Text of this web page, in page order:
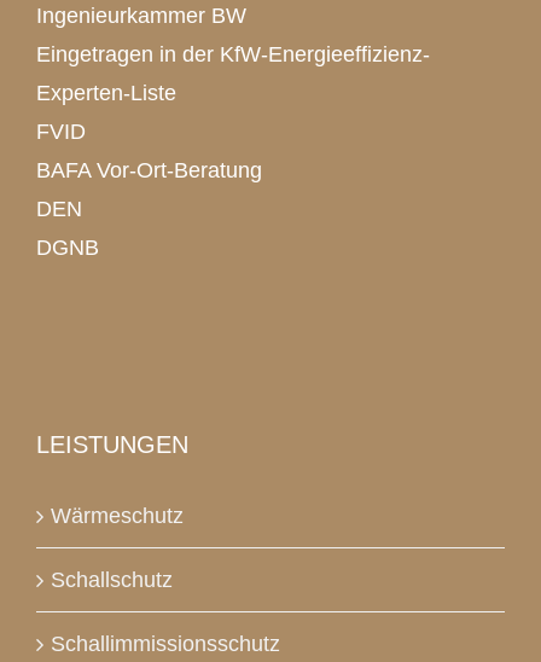
Ingenieurkammer BW
Eingetragen in der KfW-Energieeffizienz-
Experten-Liste
FVID
BAFA Vor-Ort-Beratung
DEN
DGNB
LEISTUNGEN
Wärmeschutz
Schallschutz
Schallimmissionsschutz